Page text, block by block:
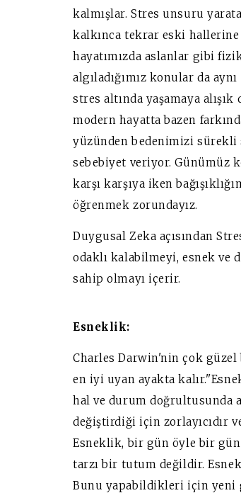
kalmışlar. Stres unsuru
kalkınca tekrar eski
hayatımızda aslanlar gibi
algıladığımız konular da
stres altında yaşamaya
modern hayatta bazen
yüzünden bedenimizi sürekli
sebebiyet veriyor. Günümüz
karşı karşıya iken
öğrenmek zorundayız.
Duygusal Zeka açısından
odaklı kalabilmeyi, esnek ve
sahip olmayı içerir.
Esneklik:
Charles Darwin'nin çok güzel
en iyi uyan ayakta
hal ve durum doğrultusunda
değiştirdiği için zorlayıcıdır
Esneklik, bir gün öyle bir gün
tarzı bir tutum değildir.
Bunu yapabildikleri için yeni